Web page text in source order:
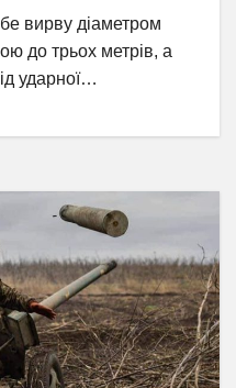
вирву діаметром
до трьох метрів, а
ударної…